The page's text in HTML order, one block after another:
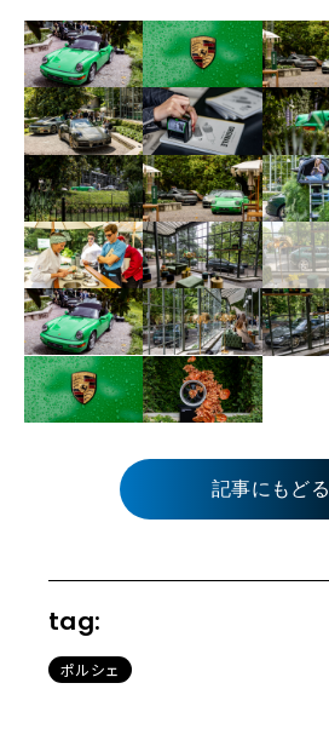
記事にもどる
tag:
ポルシェ